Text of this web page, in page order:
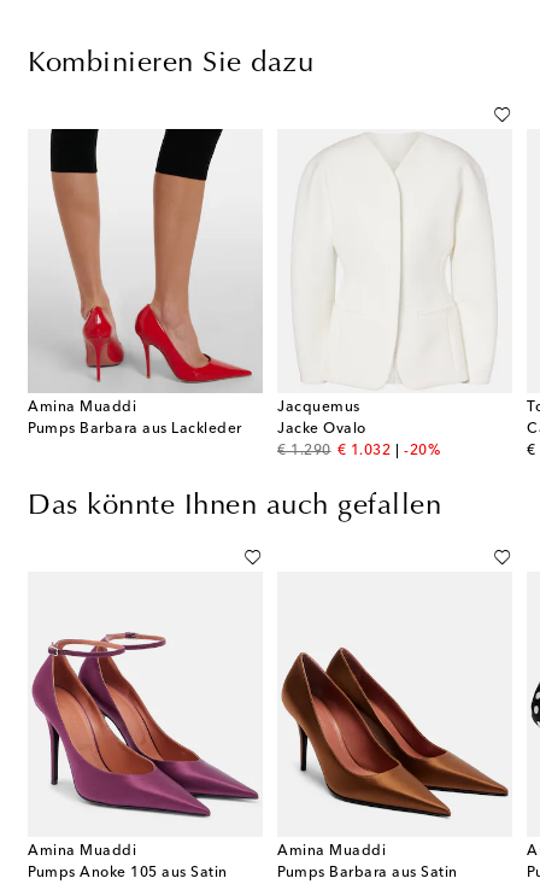
Kombinieren Sie dazu
Amina Muaddi
Pumps Barbara aus Lackleder
Jacquemus
Jacke Ovalo
€ 1.290
original price
€ 1.032
discount price
-20%
€
Das könnte Ihnen auch gefallen
Amina Muaddi
Pumps Anoke 105 aus Satin
Amina Muaddi
Pumps Barbara aus Satin